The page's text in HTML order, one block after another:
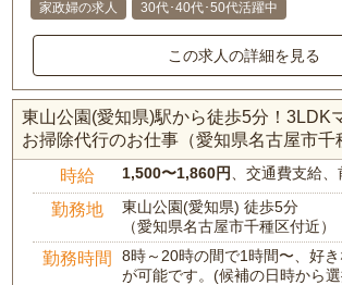
家政婦の求人
30代･40代･50代活躍中
この求人の詳細を見る
東山公園(愛知県)駅から徒歩5分！3LDK
お掃除代行のお仕事（愛知県名古屋市千
時給 1,500〜1,860円 、交通費支給
勤務地
東山公園(愛知県) 徒歩5分
（愛知県名古屋市千種区付近）
勤務時間
8時～20時の間で1時間〜、好
が可能です。(候補の日時から